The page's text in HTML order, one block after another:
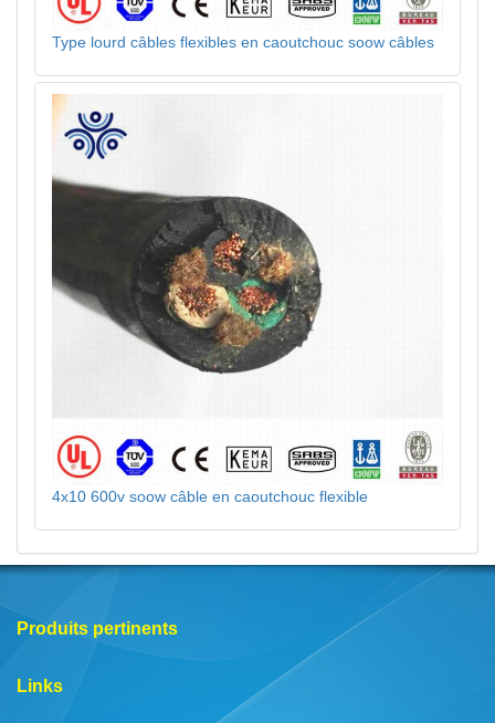
Type lourd câbles flexibles en caoutchouc soow câbles
4x10 600v soow câble en caoutchouc flexible
Produits pertinents
Links